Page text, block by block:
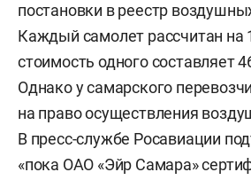
постановки в реестр
Каждый самолет рассчитан на
стоимость одного составляет
Однако у самарского
на право осуществления
В пресс-службе Росавиации
«пока ОАО «Эйр Самара»